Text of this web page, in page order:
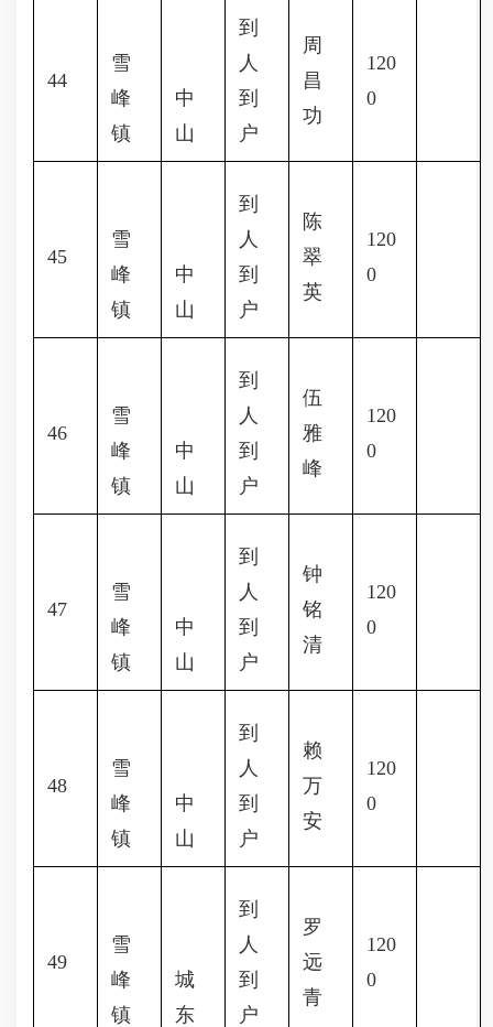
44
雪
峰
镇
中
山
到
人
到
户
周
昌
功
120
0
45
雪
峰
镇
中
山
到
人
到
户
陈
翠
英
120
0
46
雪
峰
镇
中
山
到
人
到
户
伍
雅
峰
120
0
47
雪
峰
镇
中
山
到
人
到
户
钟
铭
清
120
0
48
雪
峰
镇
中
山
到
人
到
户
赖
万
安
120
0
49
雪
峰
镇
城
东
到
人
到
户
罗
远
青
120
0